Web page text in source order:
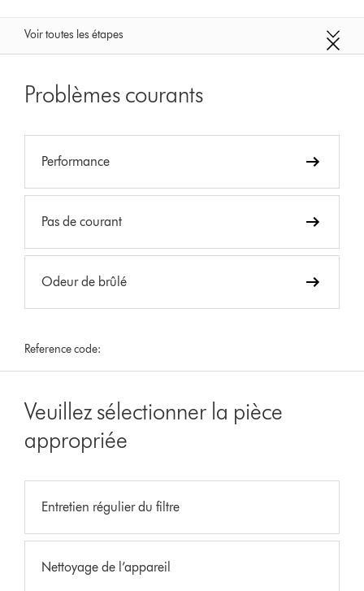
Voir toutes les étapes
Problèmes courants
Performance
Pas de courant
Odeur de brûlé
Reference code:
Veuillez sélectionner la pièce
appropriée
Entretien régulier du filtre
Nettoyage de l’appareil